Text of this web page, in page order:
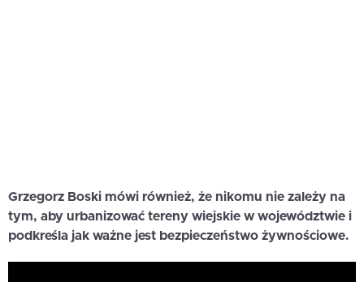
Grzegorz Boski mówi również, że nikomu nie zależy na
tym, aby urbanizować tereny wiejskie w województwie i
podkreśla jak ważne jest bezpieczeństwo żywnościowe.